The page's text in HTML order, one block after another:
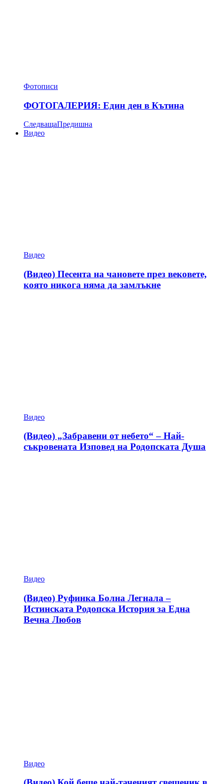
Фотописи
ФОТОГАЛЕРИЯ: Един ден в Кътина
СледващаПредишна
Видео
Видео
(Видео) Песента на чановете през вековете,
която никога няма да замлъкне
Видео
(Видео) „Забравени от небето“ – Най-
съкровената Изповед на Родопската Душа
Видео
(Видео) Руфинка Болна Легнала –
Истинската Родопска История за Една
Вечна Любов
Видео